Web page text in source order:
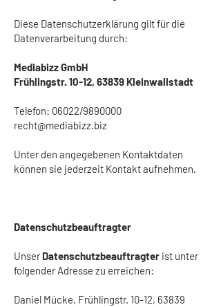
Diese Datenschutzerklärung gilt für die
Datenverarbeitung durch:
Mediabizz GmbH
Frühlingstr. 10-12, 63839 Kleinwallstadt
Telefon: 06022/9890000
recht@mediabizz.biz
Unter den angegebenen Kontaktdaten
können sie jederzeit Kontakt aufnehmen.
Datenschutzbeauftragter
Unser Datenschutzbeauftragter ist unter
folgender Adresse zu erreichen:
Daniel Mücke, Frühlingstr. 10-12, 63839